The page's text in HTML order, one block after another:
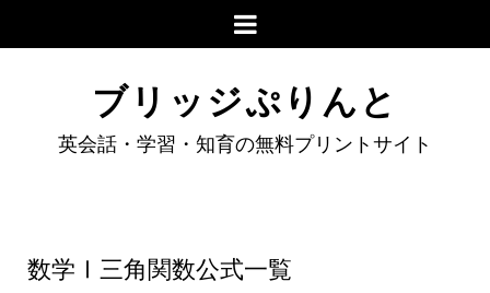
ブリッジぷりんと
英会話・学習・知育の無料プリントサイト
数学Ⅰ三角関数公式一覧